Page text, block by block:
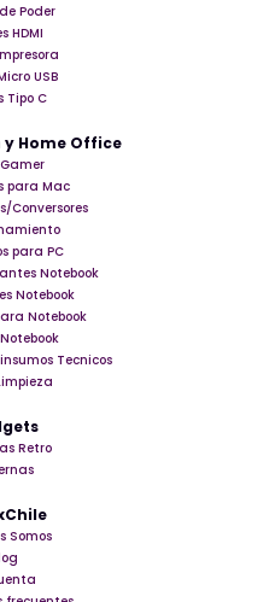
Poder
HDMI
USB
Tipo C
Home Office
para Mac
Conversores
para PC
Notebook
Notebook
Notebook
Tecnicos
Retro
Somos